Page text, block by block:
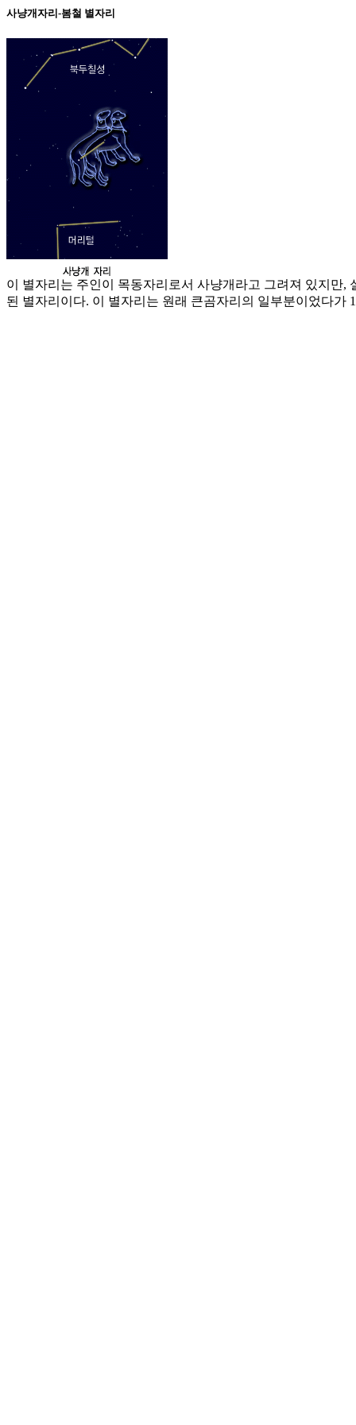
사냥개자리-봄철 별자리
이 별자리는 주인이 목동자리로서 사냥개라고 그려져 있지만
된 별자리이다. 이 별자리는 원래 큰곰자리의 일부분이었다